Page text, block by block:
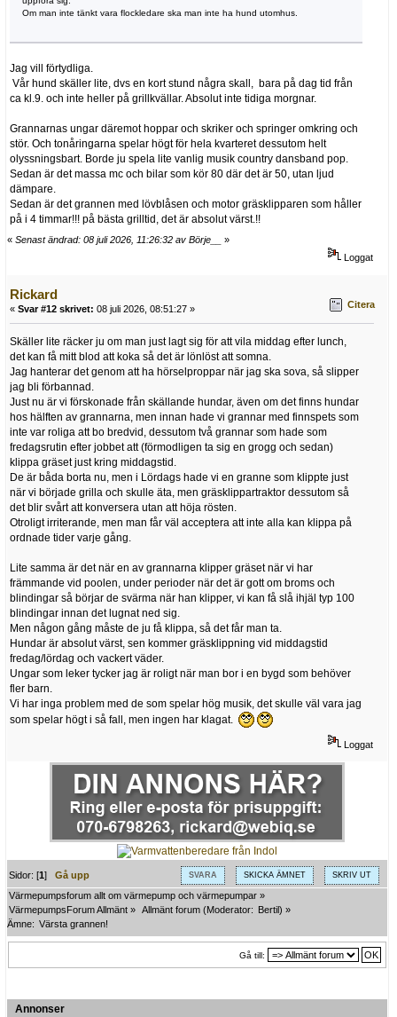
Om man inte tänkt vara flockledare ska man inte ha hund utomhus.
Jag vill förtydliga.
Vår hund skäller lite, dvs en kort stund några skall, bara på dag tid från
ca kl.9. och inte heller på grillkvällar. Absolut inte tidiga morgnar.
Grannarnas ungar däremot hoppar och skriker och springer omkring och
stör. Och tonåringarna spelar högt för hela kvarteret dessutom helt
olyssningsbart. Borde ju spela lite vanlig musik country dansband pop.
Sedan är det massa mc och bilar som kör 80 där det är 50, utan ljud
dämpare.
Sedan är det grannen med lövblåsen och motor gräsklipparen som håller
på i 4 timmar!!! på bästa grilltid, det är absolut värst.!!
« Senast ändrad: 08 juli 2026, 11:26:32 av Börje__
»
Loggat
Rickard
« Svar #12 skrivet: 08 juli 2026, 08:51:27 » Citera
Skäller lite räcker ju om man just lagt sig för att vila middag efter lunch,
det kan få mitt blod att koka så det är lönlöst att somna.
Jag hanterar det genom att ha hörselproppar när jag ska sova, så slipper
jag bli förbannad.
Just nu är vi förskonade från skällande hundar, även om det finns hundar
hos hälften av grannarna, men innan hade vi grannar med finnspets som
inte var roliga att bo bredvid, dessutom två grannar som hade som
fredagsrutin efter jobbet att (förmodligen ta sig en grogg och sedan)
klippa gräset just kring middagstid.
De är båda borta nu, men i Lördags hade vi en granne som klippte just
när vi började grilla och skulle äta, men gräsklippartraktor dessutom så
det blir svårt att konversera utan att höja rösten.
Otroligt irriterande, men man får väl acceptera att inte alla kan klippa på
ordnade tider varje gång.
Lite samma är det när en av grannarna klipper gräset när vi har
främmande vid poolen, under perioder när det är gott om broms och
blindingar så börjar de svärma när han klipper, vi kan få slå ihjäl typ 100
blindingar innan det lugnat ned sig.
Men någon gång måste de ju få klippa, så det får man ta.
Hundar är absolut värst, sen kommer gräsklippning vid middagstid
fredag/lördag och vackert väder.
Ungar som leker tycker jag är roligt när man bor i en bygd som behöver
fler barn.
Vi har inga problem med de som spelar hög musik, det skulle väl vara jag
som spelar högt i så fall, men ingen har klagat.
Loggat
SVARA SKICKA ÄMNET SKRIV UT
Sidor: [1]Gå upp
Värmepumpsforum allt om värmepump och värmepumpar »
VärmepumpsForum Allmänt » Allmänt forum (Moderator: Bertil) »
Ämne: Värsta grannen!
Gå till:
Annonser